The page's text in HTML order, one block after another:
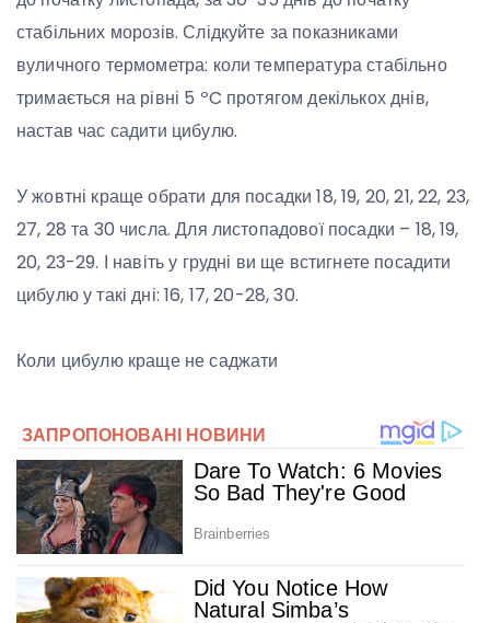
стабільних морозів. Слідкуйте за показниками
вуличного термометра: коли температура стабільно
тримається на рівні 5 ºC протягом декількох днів,
настав час садити цибулю.
У жовтні краще обрати для посадки 18, 19, 20, 21, 22, 23,
27, 28 та 30 числа. Для листопадової посадки – 18, 19,
20, 23-29. І навіть у грудні ви ще встигнете посадити
цибулю у такі дні: 16, 17, 20-28, 30.
Коли цибулю краще не саджати